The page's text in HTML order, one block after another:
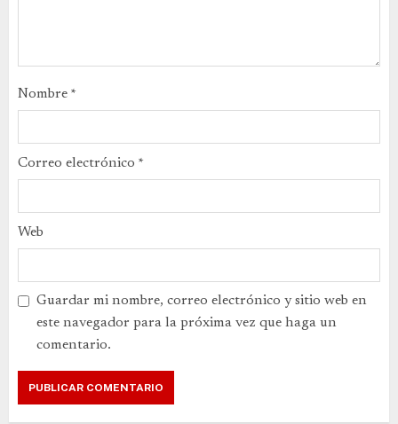
Nombre *
Correo electrónico *
Web
Guardar mi nombre, correo electrónico y sitio web en
este navegador para la próxima vez que haga un
comentario.